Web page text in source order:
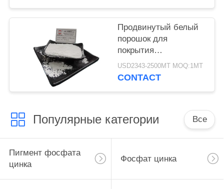
Продвинутый белый
порошок для
покрытия
алюминиевого
триполифосфата CAS
USD2343-2500MT MOQ:1MT
CONTACT
Популярные категории Все
Пигмент фосфата
цинка
Фосфат цинка